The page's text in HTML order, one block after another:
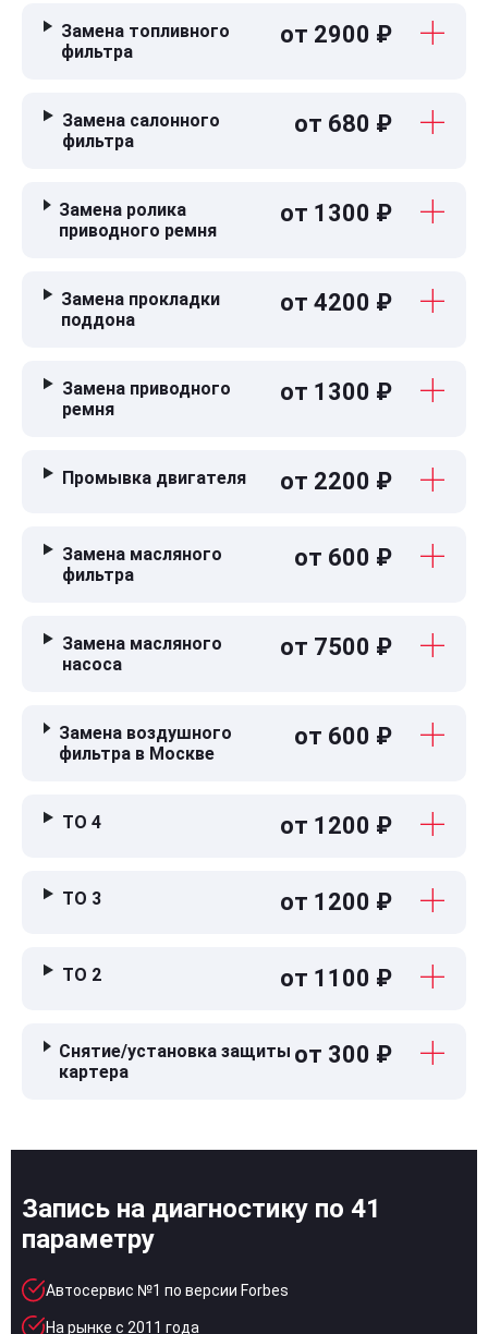
Замена топливного
фильтра
от 2900 ₽
Замена салонного
фильтра
от 680 ₽
Замена ролика
приводного ремня
от 1300 ₽
Замена прокладки
поддона
от 4200 ₽
Замена приводного
ремня
от 1300 ₽
Промывка двигателя от 2200 ₽
Замена масляного
фильтра
от 600 ₽
Замена масляного
насоса
от 7500 ₽
Замена воздушного
фильтра в Москве
от 600 ₽
ТО 4 от 1200 ₽
ТО 3 от 1200 ₽
ТО 2 от 1100 ₽
Снятие/установка защиты
картера
от 300 ₽
Запись на диагностику по 41
параметру
Автосервис №1 по версии Forbes
На рынке с 2011 года